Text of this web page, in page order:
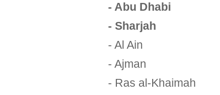
- Abu Dhabi
- Sharjah
- Al Ain
- Ajman
- Ras al-Khaimah